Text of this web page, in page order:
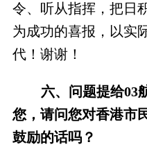
令、听从指挥，把日
为成功的喜报，以实
代！谢谢！
六、问题提给03
您，请问您对香港市
鼓励的话吗？